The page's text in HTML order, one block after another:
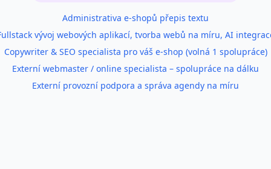
Administrativa e-shopů přepis textu
vývoj webových aplikací, tvorba webů na míru, AI
Copywriter & SEO specialista pro váš e‑shop (volná 1 spolupráce)
Externí webmaster / online specialista – spolupráce na dálku
Externí provozní podpora a správa agendy na míru